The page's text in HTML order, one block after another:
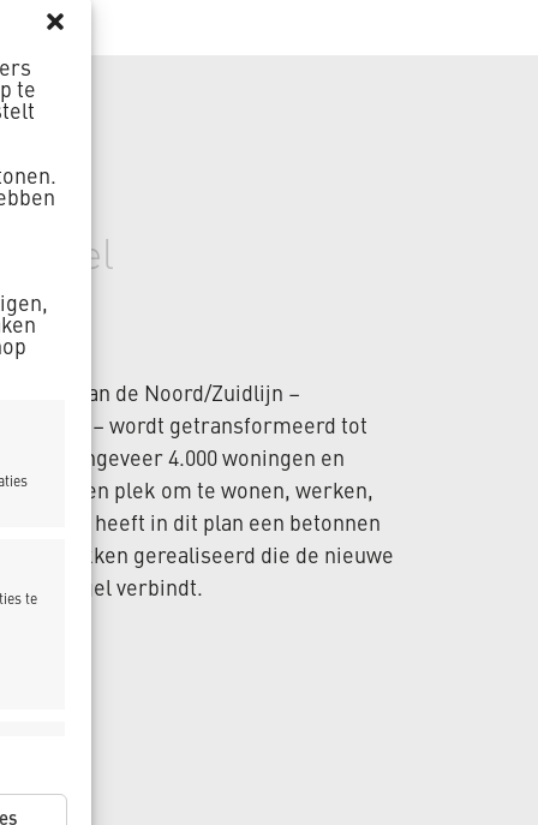
te
te
Noord van de Noord/Zuidlijn –
Noord – wordt getransformeerd tot
met ongeveer 4.000 woningen en
wordt een plek om te wonen, werken,
heeft in dit plan een betonnen
brugdekken gerealiseerd die de nieuwe
verbindt.